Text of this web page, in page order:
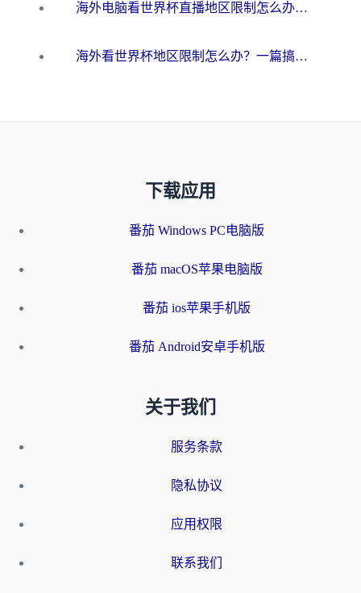
海外电脑看世界杯直播地区限制怎么办？你需要一个聪明的加速器
海外看世界杯地区限制怎么办？一篇搞定咪咕视频播放+国内资源无缝访问指南
下载应用
番茄 Windows PC电脑版
番茄 macOS苹果电脑版
番茄 ios苹果手机版
番茄 Android安卓手机版
关于我们
服务条款
隐私协议
应用权限
联系我们